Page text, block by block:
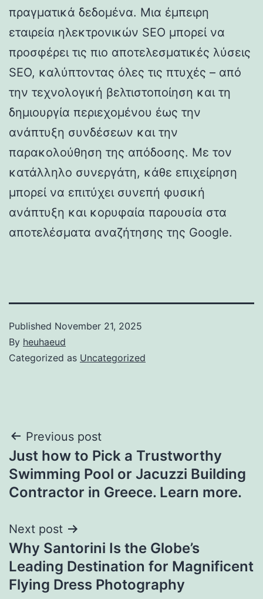
πραγματικά δεδομένα. Μια έμπειρη
εταιρεία ηλεκτρονικών SEO μπορεί να
προσφέρει τις πιο αποτελεσματικές λύσεις
SEO, καλύπτοντας όλες τις πτυχές – από
την τεχνολογική βελτιστοποίηση και τη
δημιουργία περιεχομένου έως την
ανάπτυξη συνδέσεων και την
παρακολούθηση της απόδοσης. Με τον
κατάλληλο συνεργάτη, κάθε επιχείρηση
μπορεί να επιτύχει συνεπή φυσική
ανάπτυξη και κορυφαία παρουσία στα
αποτελέσματα αναζήτησης της Google.
Published November 21, 2025
By heuhaeud
Categorized as Uncategorized
Post
navigation
Previous post
Just how to Pick a Trustworthy
Swimming Pool or Jacuzzi Building
Contractor in Greece. Learn more.
Next post
Why Santorini Is the Globe’s
Leading Destination for Magnificent
Flying Dress Photography